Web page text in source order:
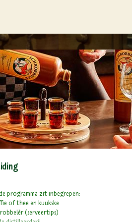
programma zit inbegrepen:
of thee en kuukske
(serveertips)